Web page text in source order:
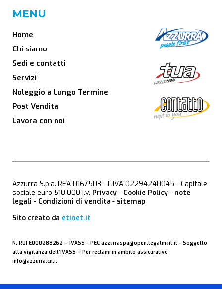
MENU
Home
Chi siamo
Sedi e contatti
Servizi
Noleggio a Lungo Termine
Post Vendita
Lavora con noi
Azzurra S.p.a. REA 0167503 - P.IVA 02294240045 - Capitale
sociale euro 510.000 i.v. Privacy - Cookie Policy - note
legali - Condizioni di vendita - sitemap
Sito creato da etinet.it
N. RUI E000288262 – IVASS - PEC azzurraspa@open.legalmail.it - Soggetto
alla vigilanza dell’IVASS – Per reclami in ambito assicurativo
info@azzurra.cn.it